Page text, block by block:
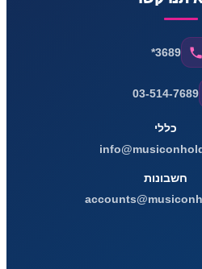
*3689
03-514-7689
כללי
חשבונות